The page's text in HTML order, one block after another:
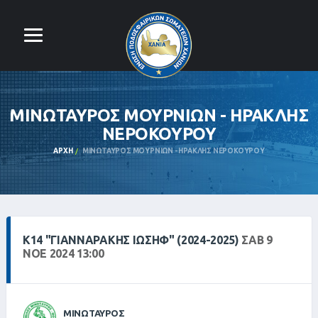
ΜΙΝΩΤΑΥΡΟΣ ΜΟΥΡΝΙΩΝ - ΗΡΑΚΛΗΣ
ΝΕΡΟΚΟΥΡΟΥ
ΑΡΧΉ ΜΙΝΩΤΑΥΡΟΣ ΜΟΥΡΝΙΩΝ - ΗΡΑΚΛΗΣ ΝΕΡΟΚΟΥΡΟΥ
Κ14 "ΓΙΑΝΝΑΡΆΚΗΣ ΙΩΣΉΦ" (2024-2025) ΣΑΒ 9
ΝΟΕ 2024 13:00
ΜΙΝΩΤΑΥΡΟΣ